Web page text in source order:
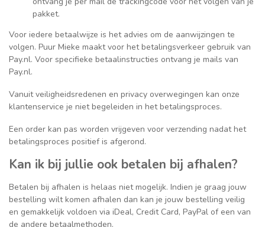
pakket.
Voor iedere betaalwijze is het advies om de aanwijzingen te
volgen. Puur Mieke maakt voor het betalingsverkeer gebruik van
Pay.nl. Voor specifieke betaalinstructies ontvang je mails van
Pay.nl.
Vanuit veiligheidsredenen en privacy overwegingen kan onze
klantenservice je niet begeleiden in het betalingsproces.
Een order kan pas worden vrijgeven voor verzending nadat het
betalingsproces positief is afgerond.
Kan ik bij jullie ook betalen bij afhalen?
Betalen bij afhalen is helaas niet mogelijk. Indien je graag jouw
bestelling wilt komen afhalen dan kan je jouw bestelling veilig
en gemakkelijk voldoen via iDeal, Credit Card, PayPal of een van
de andere betaalmethoden.